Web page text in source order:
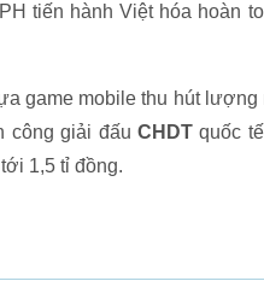
tiến hành Việt hóa hoàn
game mobile thu hút
công giải đấu CHDT quốc
1,5 tỉ đồng.